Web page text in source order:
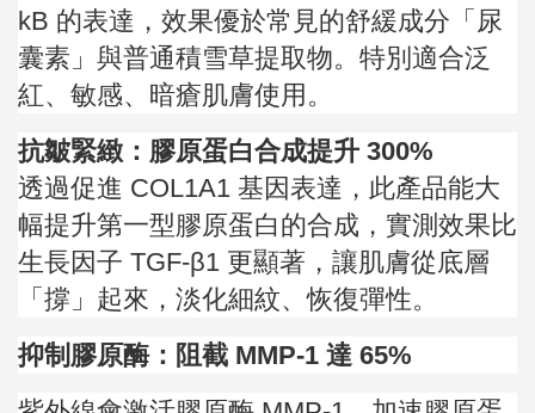
kB 的表達，效果優於常見的舒緩成分「尿
囊素」與普通積雪草提取物。特別適合泛
紅、敏感、暗瘡肌膚使用。
抗皺緊緻：膠原蛋白合成提升 300%
透過促進 COL1A1 基因表達，此產品能大
幅提升第一型膠原蛋白的合成，實測效果比
生長因子 TGF-β1 更顯著，讓肌膚從底層
「撐」起來，淡化細紋、恢復彈性。
抑制膠原酶：阻截 MMP-1 達 65%